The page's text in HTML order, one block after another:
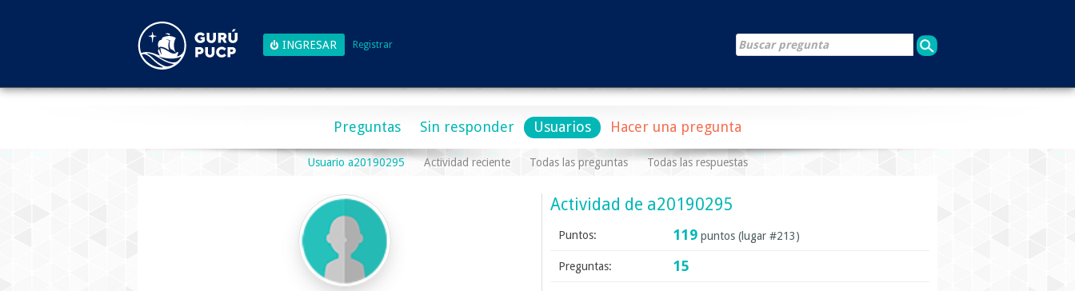
Registrar
Preguntas Sin responder Usuarios Hacer una pregunta
Usuario a20190295 Actividad reciente Todas las preguntas Todas las respuestas
Actividad de a20190295
Puntos: 119 puntos (lugar #213)
Preguntas: 15